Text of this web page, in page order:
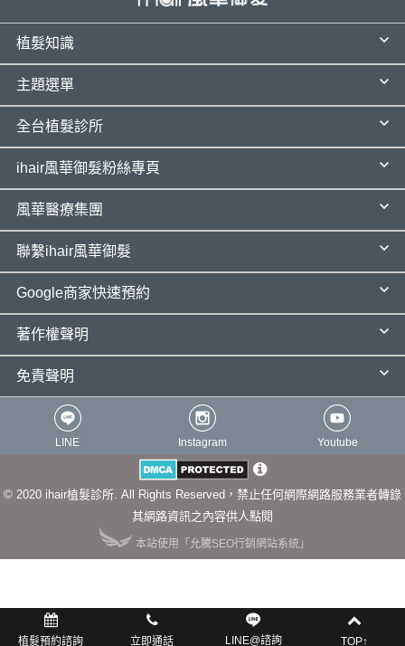
植髮知識
主題選單
全台植髮診所
ihair風華御髮粉絲專頁
風華醫療集團
聯繫ihair風華御髮
Google商家快速預約
著作權聲明
免責聲明
植髮預約諮詢 立即通話 LINE@諮詢 TOP↑
LINE Instagram Youtube
© 2020 ihair植髮診所. All Rights Reserved，禁止任何網際網路服務業者轉錄
其網路資訊之內容供人點閱
本站使用「允騰SEO行銷網站系統」